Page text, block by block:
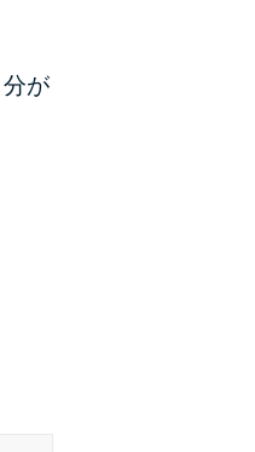
カードローン
4つの理由
が